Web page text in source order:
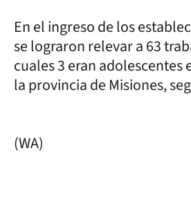
En el ingreso de los
se lograron relevar a 63
cuales 3 eran adolescentes
la provincia de Misiones,
(WA)